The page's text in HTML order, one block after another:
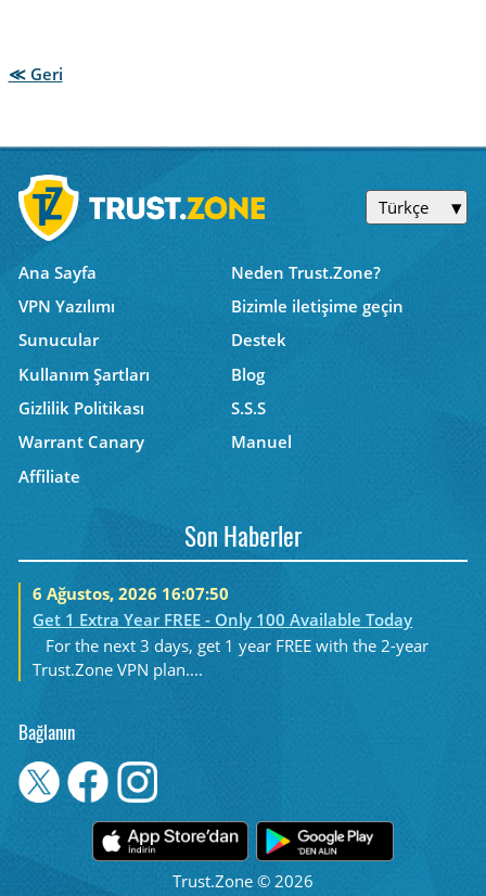
≪ Geri
Türkçe
Ana Sayfa
Neden Trust.Zone?
VPN Yazılımı
Bizimle iletişime geçin
Sunucular
Destek
Kullanım Şartları
Blog
Gizlilik Politikası
S.S.S
Warrant Canary
Manuel
Affiliate
Son Haberler
6 Ağustos, 2026 16:07:50
Get 1 Extra Year FREE - Only 100 Available Today
For the next 3 days, get 1 year FREE with the 2-year
Trust.Zone VPN plan....
Bağlanın
Trust.Zone © 2026